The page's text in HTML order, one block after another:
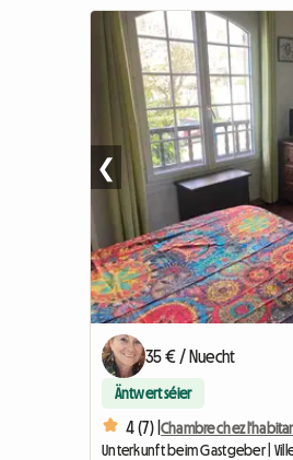
❮
35 € / Nuecht
Äntwert séier
4 (7) |Chambre chez
Unterkunft beim Gastgeber |